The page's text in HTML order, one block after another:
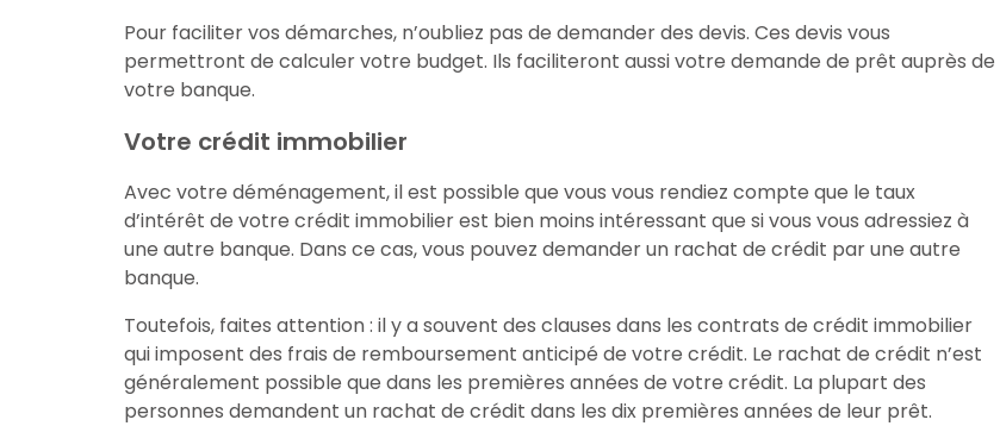
Pour faciliter vos démarches, n’oubliez pas de demander des devis. Ces devis vous
permettront de calculer votre budget. Ils faciliteront aussi votre demande de prêt auprès de
votre banque.
Votre crédit immobilier
Avec votre déménagement, il est possible que vous vous rendiez compte que le taux
d’intérêt de votre crédit immobilier est bien moins intéressant que si vous vous adressiez à
une autre banque. Dans ce cas, vous pouvez demander un rachat de crédit par une autre
banque.
Toutefois, faites attention : il y a souvent des clauses dans les contrats de crédit immobilier
qui imposent des frais de remboursement anticipé de votre crédit. Le rachat de crédit n’est
généralement possible que dans les premières années de votre crédit. La plupart des
personnes demandent un rachat de crédit dans les dix premières années de leur prêt.